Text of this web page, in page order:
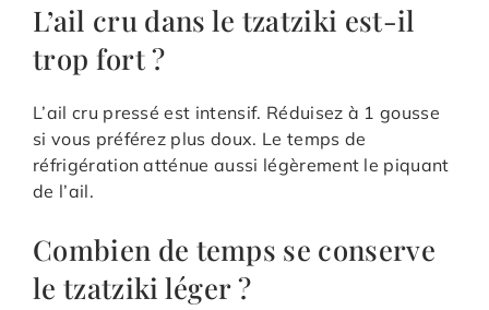
L’ail cru dans le tzatziki est-il
trop fort ?
L’ail cru pressé est intensif. Réduisez à 1 gousse
si vous préférez plus doux. Le temps de
réfrigération atténue aussi légèrement le piquant
de l’ail.
Combien de temps se conserve
le tzatziki léger ?